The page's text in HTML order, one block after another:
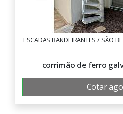
ESCADAS BANDEIRANTES / SÃO
corrimão de ferro
Cotar